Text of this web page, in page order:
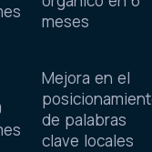
meses
Mejora en el
de palabras
clave locales